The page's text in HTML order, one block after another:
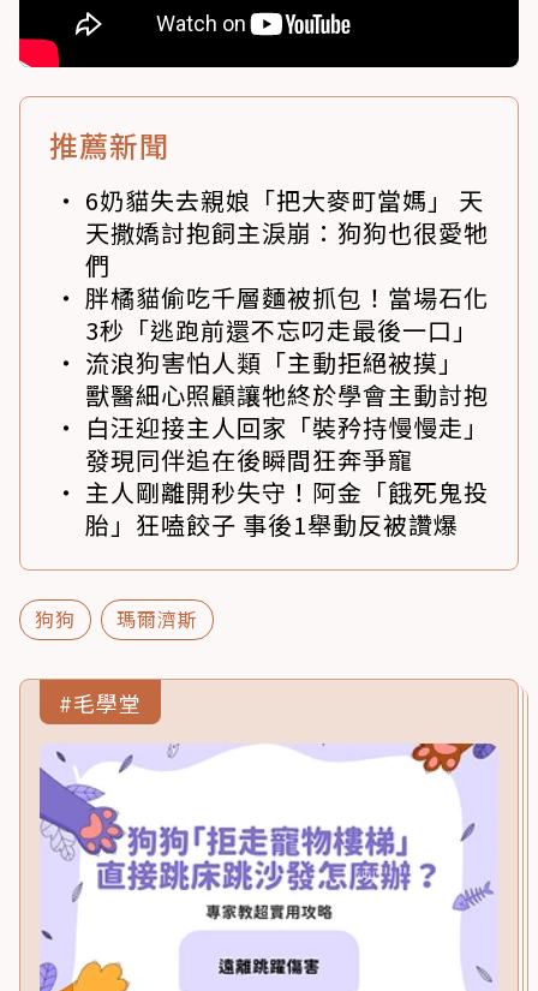
推薦新聞
6奶貓失去親娘「把大麥町當媽」 天
天撒嬌討抱飼主淚崩：狗狗也很愛牠
們
胖橘貓偷吃千層麵被抓包！當場石化
3秒「逃跑前還不忘叼走最後一口」
流浪狗害怕人類「主動拒絕被摸」
獸醫細心照顧讓牠終於學會主動討抱
白汪迎接主人回家「裝矜持慢慢走」
發現同伴追在後瞬間狂奔爭寵
主人剛離開秒失守！阿金「餓死鬼投
胎」狂嗑餃子 事後1舉動反被讚爆
狗狗 瑪爾濟斯
#毛學堂